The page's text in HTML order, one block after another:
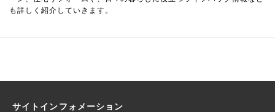
も詳しく紹介していきます。
サイトインフォメーション